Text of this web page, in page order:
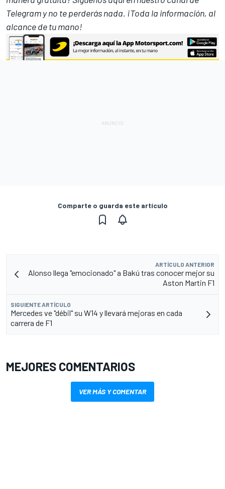
Telegramy no te perderás nada. ¡Toda la información, al
alcance de tu mano!
Comparte o guarda este artículo
ARTÍCULO ANTERIOR
Alonso llega "emocionado" a Bakú tras conocer mejor su
Aston Martin F1
SIGUIENTE ARTÍCULO
Mercedes ve "débil" su W14 y llevará mejoras en cada
carrera de F1
MEJORES COMENTARIOS
VER MÁS Y COMENTAR